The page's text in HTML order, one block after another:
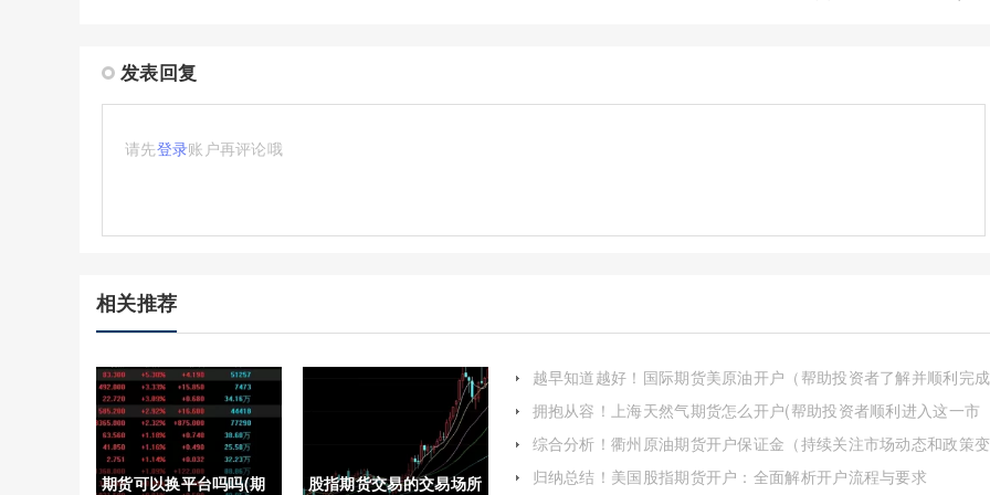
发表回复
请先登录账户再评论哦
相关推荐
期货可以换平台吗吗(期 股指期货交易的交易场所
越早知道越好！国际期货美原油开户（帮助投资者了解并顺利完成
开户流程）
拥抱从容！上海天然气期货怎么开户(帮助投资者顺利进入这一市
场)
综合分析！衢州原油期货开户保证金（持续关注市场动态和政策变
化以调整自己的投资策略和风险管理措施）
归纳总结！美国股指期货开户：全面解析开户流程与要求